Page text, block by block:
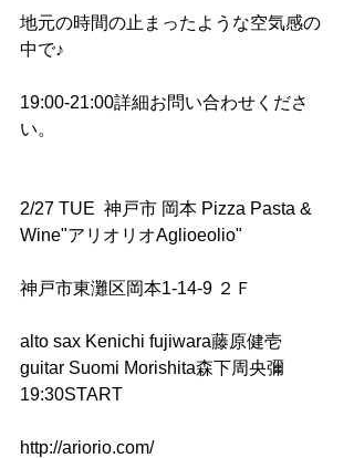
地元の時間の止まったような空気感の
中で♪
19:00-21:00詳細お問い合わせくださ
い。
2/27 TUE  神戸市 岡本 Pizza Pasta &
Wine"アリオリオAglioeolio"
神戸市東灘区岡本1-14-9 ２Ｆ
alto sax Kenichi fujiwara藤原健壱
guitar Suomi Morishita森下周央彌
19:30START
http://ariorio.com/